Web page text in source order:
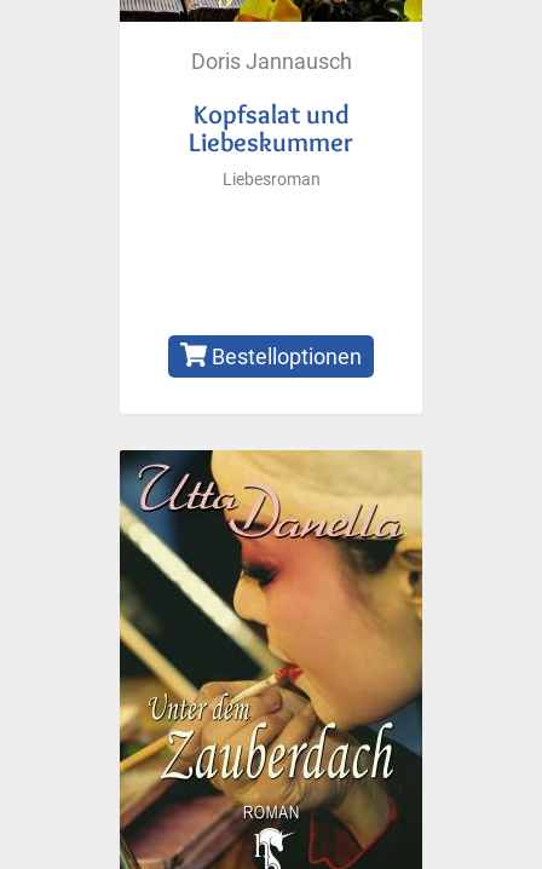
Doris Jannausch
Kopfsalat und
Liebeskummer
Liebesroman
Bestelloptionen